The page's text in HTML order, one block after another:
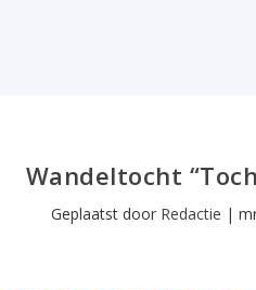
Wandeltocht
Geplaatst door Redactie |